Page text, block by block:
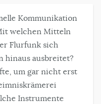
Kommunikation
welchen Mitteln
Flurfunk sich
hinaus ausbreitet?
um gar nicht erst
Instrumente